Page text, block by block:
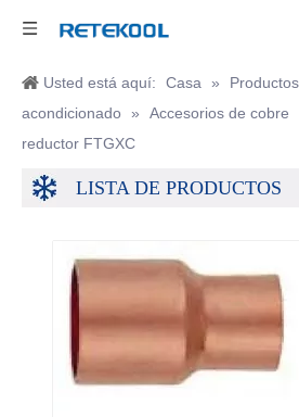
Usted está aquí: Casa » Productos
acondicionado » Accesorios de cobre
reductor FTGXC
LISTA DE PRODUCTOS